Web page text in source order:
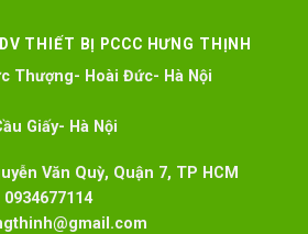
THIẾT BỊ PCCC HƯNG THỊNH
Thượng- Hoài Đức- Hà Nội
Giấy- Hà Nội
Văn Quỳ, Quận 7, TP HCM